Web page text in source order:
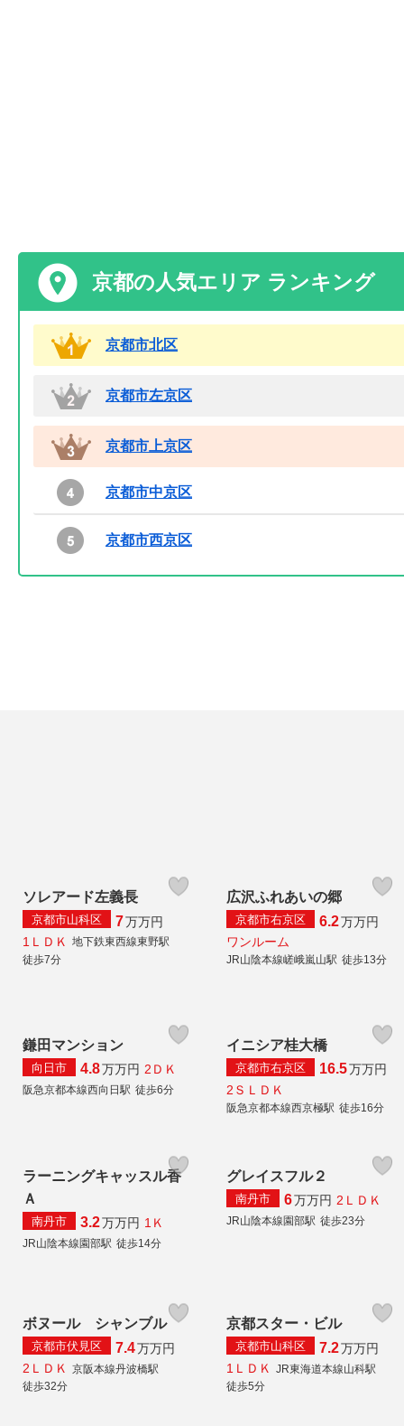
京都の人気エリア ランキング
京都市北区
京都市左京区
京都市上京区
京都市中京区
京都市西京区
ソレアード左義長
京都市山科区 7万万円
1ＬＤＫ
地下鉄東西線東野駅
徒歩7分
広沢ふれあいの郷
京都市右京区 6.2万万円
ワンルーム
JR山陰本線嵯峨嵐山駅 徒歩13分
鎌田マンション
向日市 4.8万万円 2ＤＫ
阪急京都本線西向日駅 徒歩6分
イニシア桂大橋
京都市右京区 16.5万万円
2ＳＬＤＫ
阪急京都本線西京極駅 徒歩16分
ラーニングキャッスル香
Ａ
南丹市 3.2万万円 1Ｋ
JR山陰本線園部駅 徒歩14分
グレイスフル２
南丹市 6万万円 2ＬＤＫ
JR山陰本線園部駅 徒歩23分
ボヌール シャンブル
京都市伏見区 7.4万万円
2ＬＤＫ
京阪本線丹波橋駅
徒歩32分
京都スター・ビル
京都市山科区 7.2万万円
1ＬＤＫ
JR東海道本線山科駅
徒歩5分